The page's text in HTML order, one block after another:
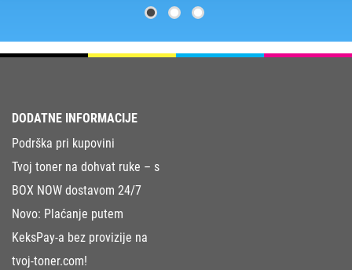
DODATNE INFORMACIJE
Podrška pri kupovini
Tvoj toner na dohvat ruke – s
BOX NOW dostavom 24/7
Novo: Plaćanje putem
KeksPay-a bez provizije na
tvoj-toner.com!